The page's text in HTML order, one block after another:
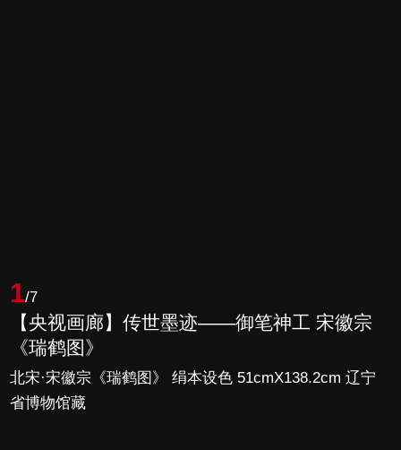
1/7
【央视画廊】传世墨迹——御笔神工 宋徽宗
《瑞鹤图》
北宋·宋徽宗《瑞鹤图》 绢本设色 51cmX138.2cm 辽宁
省博物馆藏